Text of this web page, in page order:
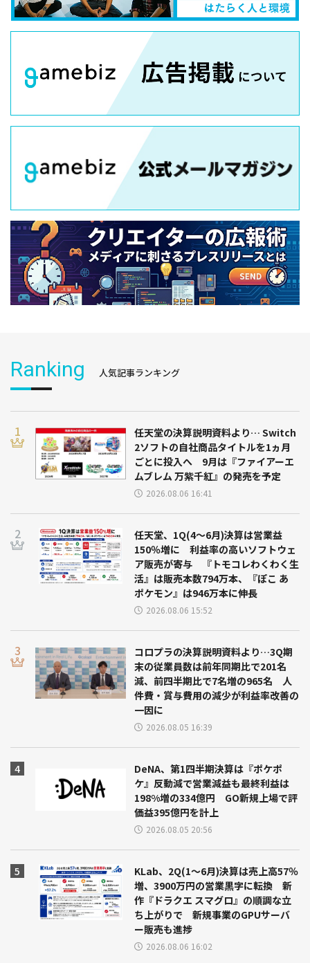
Ranking 人気記事ランキング
任天堂の決算説明資料より… Switch
2ソフトの自社商品タイトルを1ヵ月
ごとに投入へ 9月は『ファイアーエ
ムブレム 万紫千紅』の発売を予定
2026.08.06 16:41
任天堂、1Q(4～6月)決算は営業益
150％増に 利益率の高いソフトウェ
ア販売が寄与 『トモコレわくわく生
活』は販売本数794万本、『ぽこ あ
ポケモン』は946万本に伸長
2026.08.06 15:52
コロプラの決算説明資料より…3Q期
末の従業員数は前年同期比で201名
減、前四半期比で7名増の965名 人
件費・賞与費用の減少が利益率改善の
一因に
2026.08.05 16:39
DeNA、第1四半期決算は『ポケポ
ケ』反動減で営業減益も最終利益は
198%増の334億円 GO新規上場で評
価益395億円を計上
2026.08.05 20:56
KLab、2Q(1～6月)決算は売上高57％
増、3900万円の営業黒字に転換 新
作『ドラクエ スマグロ』の順調な立
ち上がりで 新規事業のGPUサーバ
ー販売も進捗
2026.08.06 16:02